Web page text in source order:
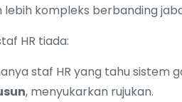
lebih kompleks berbanding
HR tiada:
staf HR yang tahu sistem
, menyukarkan rujukan.